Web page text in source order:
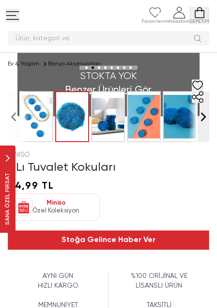
Favorilerim HesabımSEPETİM
Ürün, kategor
SANA ÖZEL FIRSAT
Ev & Yaşam Banyo Aksesuarları
STOKTA YOK
Benzer Ürünleri Gör
MINISO
6'Lı Tuvalet Kokuları
64,99 TL
Miniso
Özel Koleksiyon
Stoğa Gelince Haber Ver
AYNI GÜN
HIZLI KARGO
%100 ORİJİNAL VE
LİSANSLI ÜRÜN
MEMNUNİYET
TAKSİTLİ